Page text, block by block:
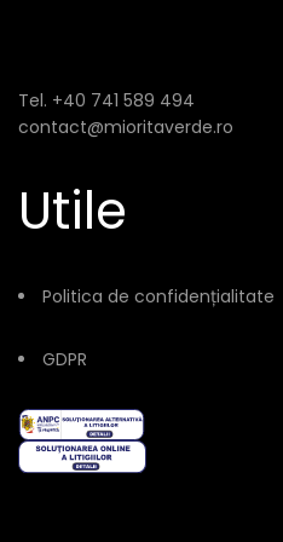
Tel. +40 741 589 494
contact@mioritaverde.ro
Utile
Politica de confidențialitate
GDPR